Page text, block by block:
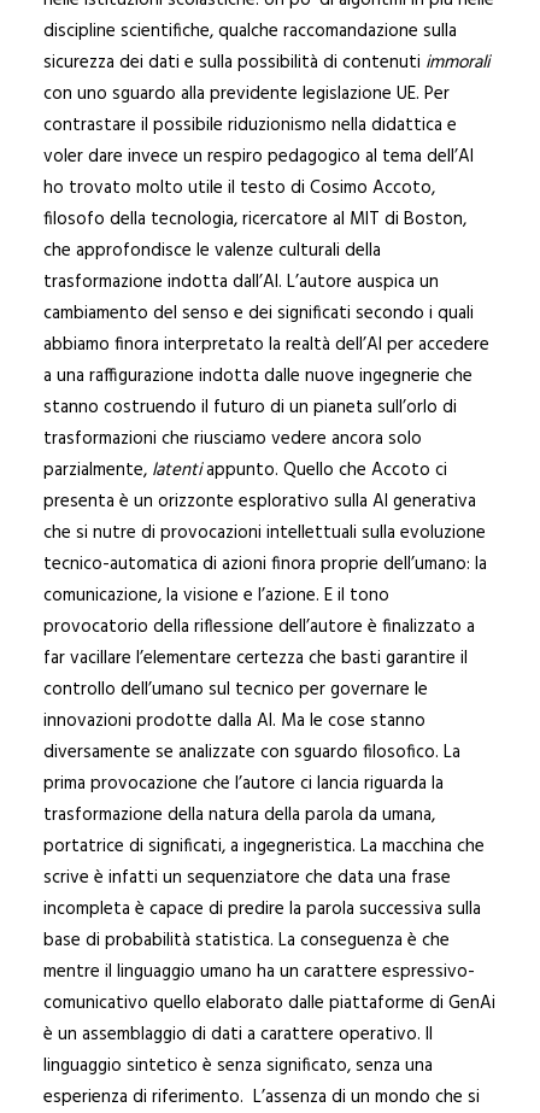
discipline scientifiche, qualche raccomandazione sulla
sicurezza dei dati e sulla possibilità di contenuti immorali
con uno sguardo alla previdente legislazione UE. Per
contrastare il possibile riduzionismo nella didattica e
voler dare invece un respiro pedagogico al tema dell’AI
ho trovato molto utile il testo di Cosimo Accoto,
filosofo della tecnologia, ricercatore al MIT di Boston,
che approfondisce le valenze culturali della
trasformazione indotta dall’AI. L’autore auspica un
cambiamento del senso e dei significati secondo i quali
abbiamo finora interpretato la realtà dell’AI per accedere
a una raffigurazione indotta dalle nuove ingegnerie che
stanno costruendo il futuro di un pianeta sull’orlo di
trasformazioni che riusciamo vedere ancora solo
parzialmente, latentiappunto. Quello che Accoto ci
presenta è un orizzonte esplorativo sulla AI generativa
che si nutre di provocazioni intellettuali sulla evoluzione
tecnico-automatica di azioni finora proprie dell’umano: la
comunicazione, la visione e l’azione. E il tono
provocatorio della riflessione dell’autore è finalizzato a
far vacillare l’elementare certezza che basti garantire il
controllo dell’umano sul tecnico per governare le
innovazioni prodotte dalla AI. Ma le cose stanno
diversamente se analizzate con sguardo filosofico. La
prima provocazione che l’autore ci lancia riguarda la
trasformazione della natura della parola da umana,
portatrice di significati, a ingegneristica. La macchina che
scrive è infatti un sequenziatore che data una frase
incompleta è capace di predire la parola successiva sulla
base di probabilità statistica. La conseguenza è che
mentre il linguaggio umano ha un carattere espressivo-
comunicativo quello elaborato dalle piattaforme di GenAi
è un assemblaggio di dati a carattere operativo. Il
linguaggio sintetico è senza significato, senza una
esperienza di riferimento. L’assenza di un mondo che si